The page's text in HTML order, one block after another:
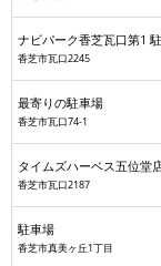
ナビパーク香芝瓦口第1
香芝市瓦口2245
最寄りの駐車場
香芝市瓦口74-1
タイムズハーベス五位堂
香芝市瓦口2187
駐車場
香芝市真美ヶ丘1丁目